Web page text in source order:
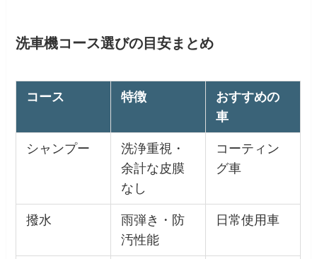
洗車機コース選びの目安まとめ
コース 特徴
おすすめの
車
シャンプー
洗浄重視・
余計な皮膜
なし
コーティン
グ車
撥水
雨弾き・防
汚性能
日常使用車